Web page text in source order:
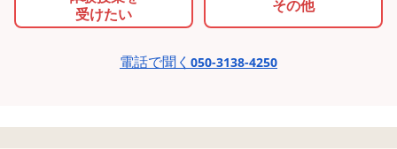
受けたい
その他
電話で聞く 050-3138-4250